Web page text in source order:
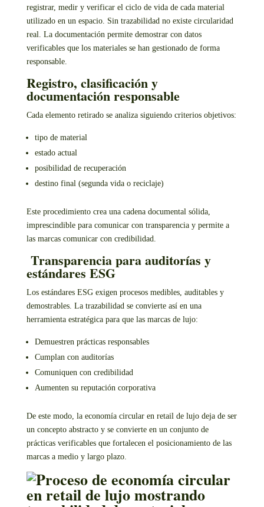
registrar, medir y verificar el ciclo de vida de cada material
utilizado en un espacio. Sin trazabilidad no existe circularidad
real. La documentación permite demostrar con datos
verificables que los materiales se han gestionado de forma
responsable.
Registro, clasificación y
documentación responsable
Cada elemento retirado se analiza siguiendo criterios objetivos:
tipo de material
estado actual
posibilidad de recuperación
destino final (segunda vida o reciclaje)
Este procedimiento crea una cadena documental sólida,
imprescindible para comunicar con transparencia y permite a
las marcas comunicar con credibilidad.
Transparencia para auditorías y
estándares ESG
Los estándares ESG exigen procesos medibles, auditables y
demostrables. La trazabilidad se convierte así en una
herramienta estratégica para que las marcas de lujo:
Demuestren prácticas responsables
Cumplan con auditorías
Comuniquen con credibilidad
Aumenten su reputación corporativa
De este modo, la economía circular en retail de lujo deja de ser
un concepto abstracto y se convierte en un conjunto de
prácticas verificables que fortalecen el posicionamiento de las
marcas a medio y largo plazo.